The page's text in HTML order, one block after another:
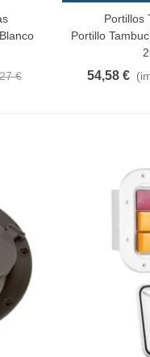
€
Añadir AlPortillos
Portillo
54,58 €